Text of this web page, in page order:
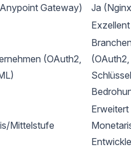
Gateway)
Ja
Exzellent
(OAuth2,
Mittelstufe
Erweitert